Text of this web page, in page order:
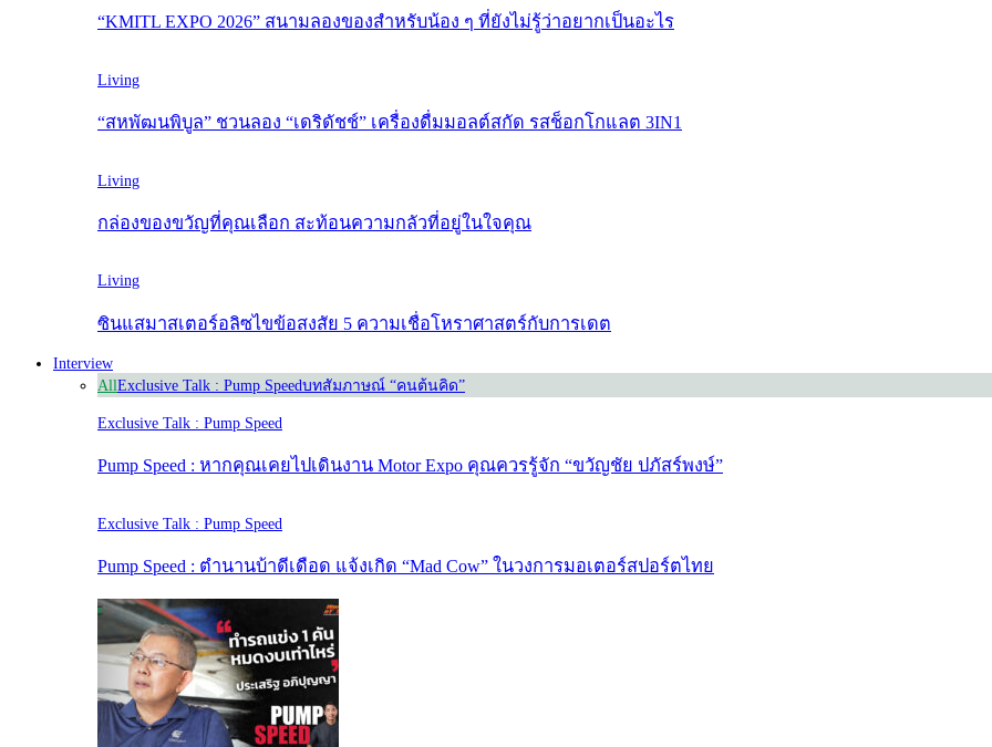
“KMITL EXPO 2026” สนามลองของสำหรับน้อง ๆ ที่ยังไม่รู้ว่าอยากเป็นอะไร
Living
“สหพัฒนพิบูล” ชวนลอง “เดริดัชช์” เครื่องดื่มมอลต์สกัด รสช็อกโกแลต 3IN1
Living
กล่องของขวัญที่คุณเลือก สะท้อนความกลัวที่อยู่ในใจคุณ
Living
ซินแสมาสเตอร์อลิซไขข้อสงสัย 5 ความเชื่อโหราศาสตร์กับการเดต
Interview
AllExclusive Talk : Pump Speedบทสัมภาษณ์ “คนต้นคิด”
Exclusive Talk : Pump Speed
Pump Speed : หากคุณเคยไปเดินงาน Motor Expo คุณควรรู้จัก “ขวัญชัย ปภัสร์พงษ์”
Exclusive Talk : Pump Speed
Pump Speed : ตำนานบ้าดีเดือด แจ้งเกิด “Mad Cow” ในวงการมอเตอร์สปอร์ตไทย